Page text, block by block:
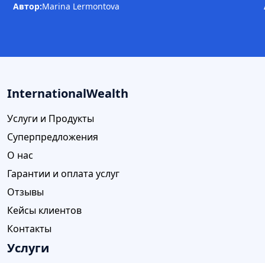
Автор:Marina Lermontova
InternationalWealth
Услуги и Продукты
Суперпредложения
О нас
Гарантии и оплата услуг
Отзывы
Кейсы клиентов
Контакты
Услуги